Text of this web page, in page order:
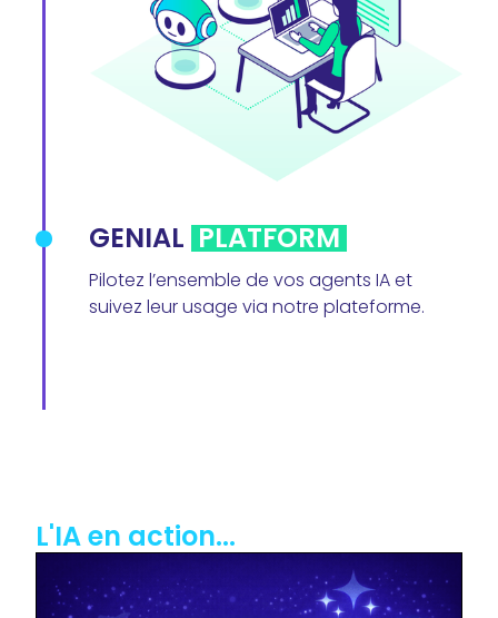
GENIAL PLATFORM
Pilotez l’ensemble de vos agents IA et
suivez leur usage via notre plateforme.
L'IAen action...